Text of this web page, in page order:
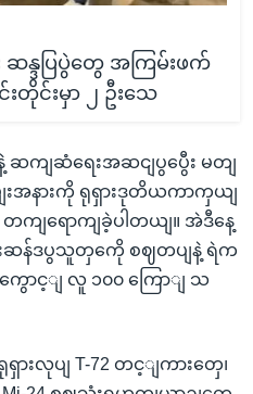
န္ဒပြပွဲတွေ အကြမ်းဖက်
တိုင်းမှာ ၂ ဦးသေ
နဲ့ ဆကျဆံရေးအဆငျပွပွေီး မတျ
းအနားကို ရုရှားဒုတိယကာကှယျ
တကျရောကျခဲ့ပါတယျ။ အဲဒီနေ့
းဆန်ဒပွသူတှကေို စဈတပျနဲ့ ရဲက
ောင့ျ လူ ၁၀၀ ကြောျ သ
ရှားလုပျ T-72 တင့ျကားတှေ၊